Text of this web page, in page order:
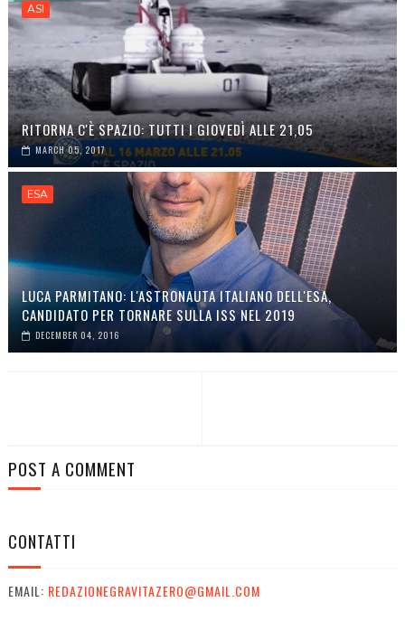
ASI
RITORNA C'È SPAZIO: TUTTI I GIOVEDÌ ALLE 21,05
MARCH 05, 2017
ESA
LUCA PARMITANO: L'ASTRONAUTA ITALIANO DELL'ESA,
CANDIDATO PER TORNARE SULLA ISS NEL 2019
DECEMBER 04, 2016
POST A COMMENT
CONTATTI
EMAIL: REDAZIONEGRAVITAZERO@GMAIL.COM